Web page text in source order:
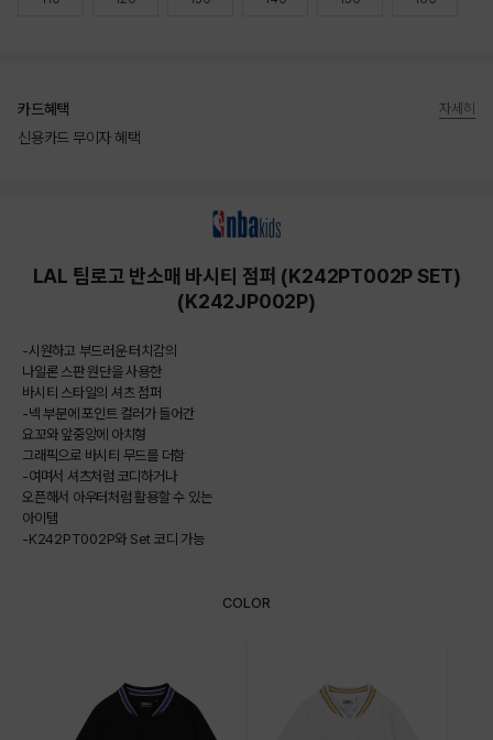
카드혜택
신용카드 무이자 혜택
자세히
LAL 팀로고 반소매 바시티 점퍼 (K242PT002P SET)
(K242JP002P)
-시원하고 부드러운 터치감의
나일론 스판 원단을 사용한
바시티 스타일의 셔츠 점퍼
-넥 부분에 포인트 컬러가 들어간
요꼬와 앞중앙에 아치형
그래픽으로 바시티 무드를 더함
-여며서 셔츠처럼 코디하거나
오픈해서 아우터처럼 활용할 수 있는
아이템
-K242PT002P와 Set 코디 가능
COLOR